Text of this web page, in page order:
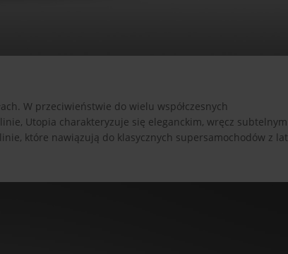
W przeciwieństwie do wielu współczesnych
Utopia charakteryzuje się eleganckim, wręcz subtelnym
które nawiązują do klasycznych supersamochodów z lat